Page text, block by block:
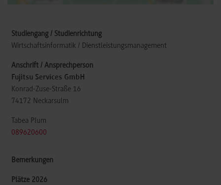
Wirtschaftsinformatik / Dienstleistungsmanagement
Fujitsu Services GmbH
Konrad-Zuse-Straße 16
74172 Neckarsulm
Tabea Plum
089620600